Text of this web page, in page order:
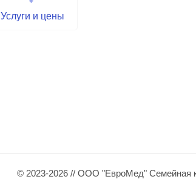
Услуги и цены
© 2023-2026 // ООО "ЕвроМед" Семейная